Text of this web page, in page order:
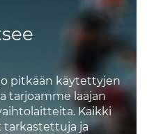
pitkään käytettyjen
tarjoamme laajan
Kaikki
ja